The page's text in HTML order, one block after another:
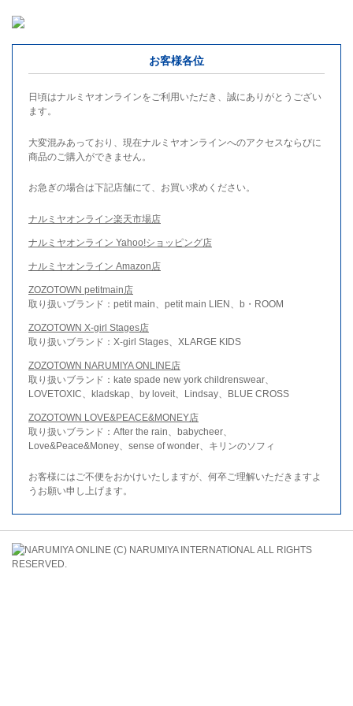
お客様各位
日頃はナルミヤオンラインをご利用いただき、誠にありがとうござい
ます。
大変混みあっており、現在ナルミヤオンラインへのアクセスならびに
商品のご購入ができません。
お急ぎの場合は下記店舗にて、お買い求めください。
ナルミヤオンライン楽天市場店
ナルミヤオンライン Yahoo!ショッピング店
ナルミヤオンライン Amazon店
ZOZOTOWN petitmain店
取り扱いブランド：petit main、petit main LIEN、b・ROOM
ZOZOTOWN X-girl Stages店
取り扱いブランド：X-girl Stages、XLARGE KIDS
ZOZOTOWN NARUMIYA ONLINE店
取り扱いブランド：kate spade new york childrenswear、
LOVETOXIC、kladskap、by loveit、Lindsay、BLUE CROSS
ZOZOTOWN LOVE&PEACE&MONEY店
取り扱いブランド：After the rain、babycheer、
Love&Peace&Money、sense of wonder、キリンのソフィ
お客様にはご不便をおかけいたしますが、何卒ご理解いただきますよ
うお願い申し上げます。